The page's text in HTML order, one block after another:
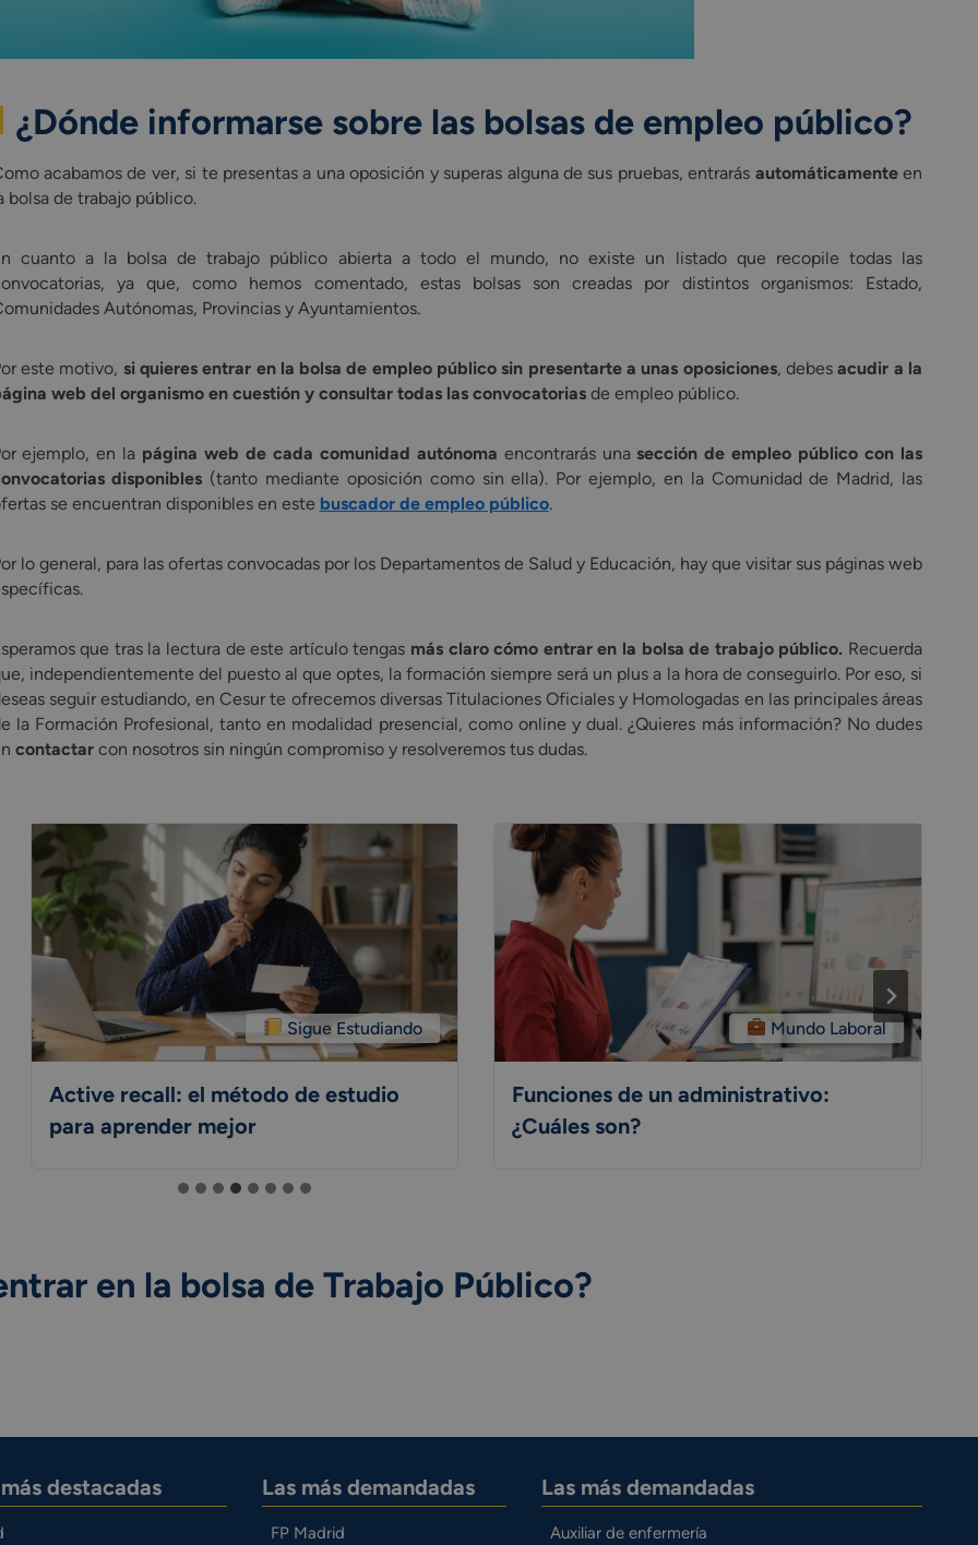
¿Dónde informarse sobre las bolsas de empleo público?
acabamos de ver, si te presentas a una oposición y superas alguna de sus pruebas, entrarás automáticamenteen
bolsa de trabajo público.
cuanto a la bolsa de trabajo público abierta a todo el mundo, no existe un listado que recopile todas las
ya que, como hemos comentado, estas bolsas son creadas por distintos organismos: Estado,
Autónomas, Provincias y Ayuntamientos.
este motivo, si quieres entrar en la bolsa de empleo público sin presentarte a unas oposiciones, debesacudir a la
web del organismo en cuestión y consultar todas las convocatorias de empleo público.
ejemplo, en la página web de cada comunidad autónoma encontrarás unasección de empleo público con las
disponibles (tanto mediante oposición como sin ella). Por ejemplo, en la Comunidad de Madrid, las
se encuentran disponibles en este buscador de empleo público.
lo general, para las ofertas convocadas por los Departamentos de Salud y Educación, hay que visitar sus páginas web
que tras la lectura de este artículo tengas más claro cómo entrar en la bolsa de trabajo público. Recuerda
independientemente del puesto al que optes, la formación siempre será un plus a la hora de conseguirlo. Por eso, si
seguir estudiando, en Cesur te ofrecemos diversas Titulaciones Oficiales y Homologadas en las principales áreas
la Formación Profesional, tanto en modalidad presencial, como online y dual. ¿Quieres más información? No dudes
contactarcon nosotros sin ningún compromiso y resolveremos tus dudas.
Sigue Estudiando
Active recall: el método de estudio
para aprender mejor
Mundo Laboral
Funciones de un administrativo:
¿Cuáles son?
en la bolsa de Trabajo Público?
destacadas Las más demandadas
FP Madrid
Las más demandadas
Auxiliar de enfermería